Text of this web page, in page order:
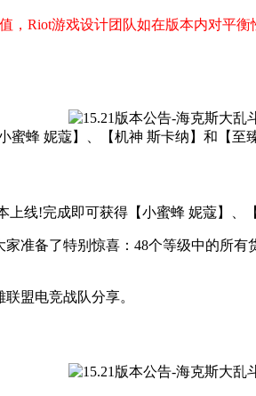
，Riot游戏设计团队如在版本内对平
小蜜蜂 妮蔻】、【机神 斯卡纳】和【至
线!完成即可获得【小蜜蜂 妮蔻】、
备了特别惊喜：48个等级中的所有
盟电竞战队分享。